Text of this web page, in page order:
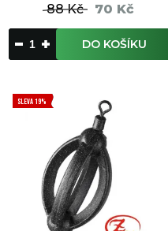
88 Kč 70 Kč
DO KOŠÍKU
SLEVA 19%